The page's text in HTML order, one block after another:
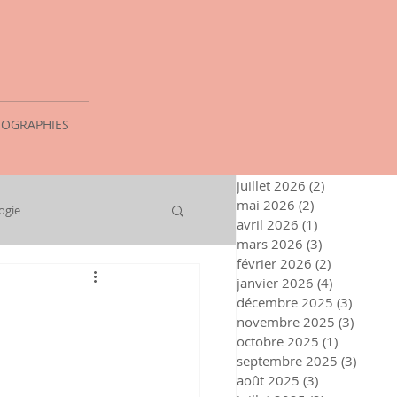
juillet 2026 (2)
mai 2026 (2)
avril 2026 (1)
mars 2026 (3)
février 2026 (2)
janvier 2026 (4)
décembre 2025 (3)
novembre 2025 (3)
octobre 2025 (1)
septembre 2025 (3)
août 2025 (3)